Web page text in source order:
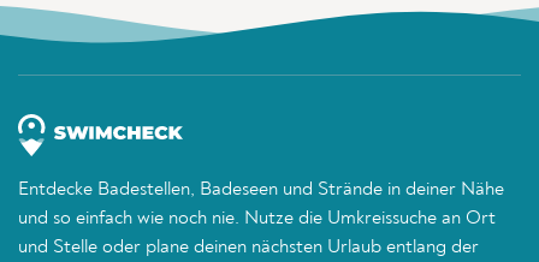
Entdecke Badestellen, Badeseen und Strände in deiner Nähe
und so einfach wie noch nie. Nutze die Umkreissuche an Ort
und Stelle oder plane deinen nächsten Urlaub entlang der